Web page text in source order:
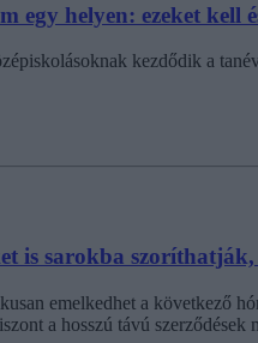
egy helyen: ezeket
kezdődik a
is sarokba
emelkedhet a következő
a hosszú távú